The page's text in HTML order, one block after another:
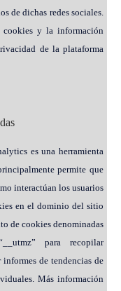
de dichas redes sociales.
y la información
de la plataforma
es una herramienta
permite que
interactúan los usuarios
en el dominio del sitio
de cookies denominadas
para recopilar
de tendencias de
Más información